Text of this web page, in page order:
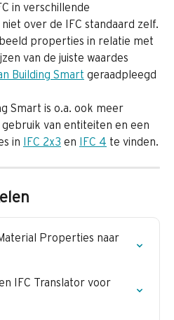
in verschillende
over de IFC standaard zelf.
properties in relatie met
van de juiste waardes
Building Smart geraadpleegd
Smart is o.a. ook meer
van entiteiten en een
in IFC 2x3 en IFC 4 te vinden.
Properties naar
IFC Translator voor